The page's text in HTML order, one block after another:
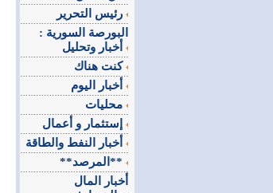
البورصة السورية :
كنت هناك
**المرصد**
أخبار المال